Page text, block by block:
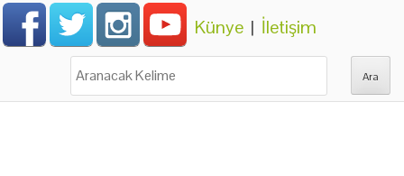
Künye | İletişim